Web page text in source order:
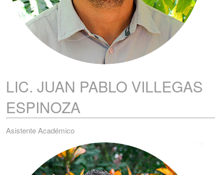
LIC. JUAN PABLO VILLEGAS
ESPINOZA
Asistente Académico